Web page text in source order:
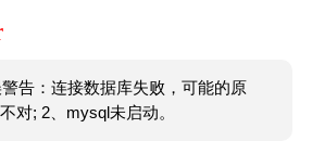
告：连接数据库失败，可能的原
对; 2、mysql未启动。